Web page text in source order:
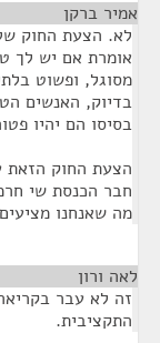
אמיר ברקן
לא. הצעת החוק
אומרת אם יש לך
מסוגל, ופשוט
בדיוק, האנשים
בסיסו הם יהיו
הצעת החוק הזאת
חבר הכנסת שי
מה שאנחנו
לאה ורון
זה לא עבר
התקציבית.